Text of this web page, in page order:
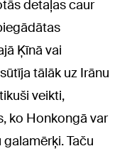
detaļas caur
Ķīnā vai
tālāk uz Irānu
veikti,
ko Honkongā var
Taču